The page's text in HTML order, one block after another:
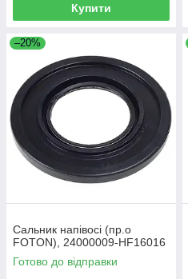
Купити
–20%
Сальник напівосі (пр.о
FOTON), 24000009-HF16016
Готово до відправки